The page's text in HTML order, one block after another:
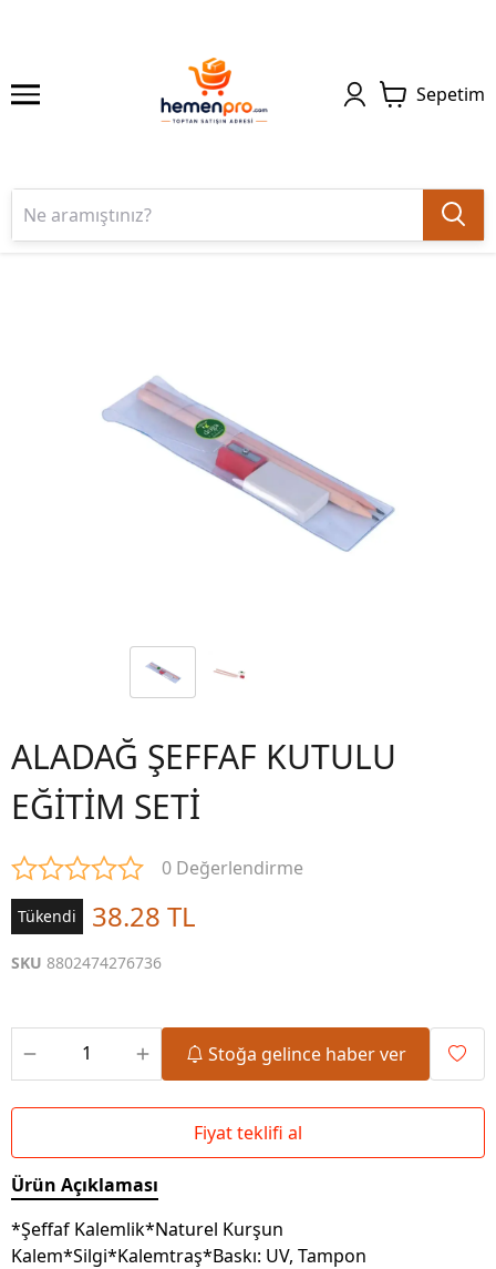
Sepetim
ALADAĞ ŞEFFAF KUTULU
EĞİTİM SETİ
0 Değerlendirme
Tükendi 38.28 TL
SKU 8802474276736
Stoğa gelince haber ver
Fiyat teklifi al
Ürün Açıklaması
*Şeffaf Kalemlik*Naturel Kurşun
Kalem*Silgi*Kalemtraş*Baskı: UV, Tampon